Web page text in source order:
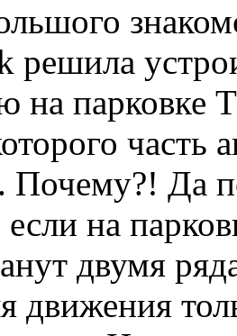
решила
на парковке
часть
Почему?! Да
на
двумя
движения